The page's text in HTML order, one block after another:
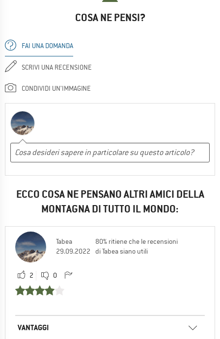
COSA NE PENSI?
FAI UNA DOMANDA
SCRIVI UNA RECENSIONE
CONDIVIDI UN'IMMAGINE
ECCO COSA NE PENSANO ALTRI AMICI DELLA
MONTAGNA DI TUTTO IL MONDO:
Tabea
29.09.2022
80% ritiene che le recensioni
di Tabea siano utili
2 0
VANTAGGI